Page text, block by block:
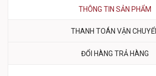
THÔNG TIN SẢN PHẨM
THANH TOÁN VẬN
ĐỔI HÀNG TRẢ HÀNG